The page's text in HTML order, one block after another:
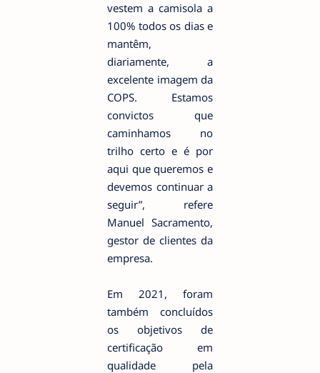
vestem a camisola a
100% todos os dias e
mantêm,
diariamente, a
excelente imagem da
COPS. Estamos
convictos que
caminhamos no
trilho certo e é por
aqui que queremos e
devemos continuar a
seguir”, refere
Manuel Sacramento,
gestor de clientes da
empresa.
Em 2021, foram
também concluídos
os objetivos de
certificação em
qualidade pela